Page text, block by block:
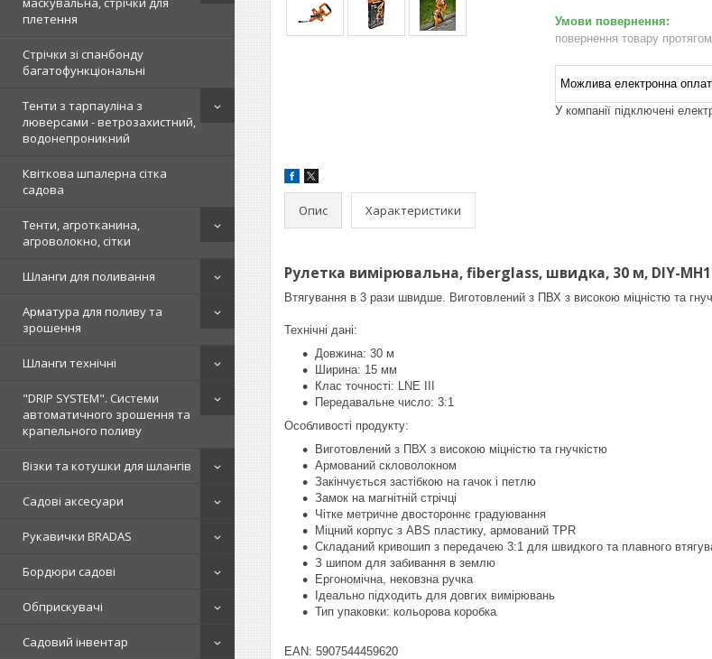
плетення
Стрічки зі спанбонду
багатофункціональні
Тенти з тарпауліна з
люверсами - ветрозахистний,
водонепроникний
Квіткова шпалерна сітка
садова
Тенти, агротканина,
агроволокно, сітки
Шланги для поливання
Арматура для поливу та
зрошення
Шланги технічні
"DRIP SYSTEM". Системи
автоматичного зрошення та
крапельного поливу
Візки та котушки для шлангів
Садові аксесуари
Рукавички BRADAS
Бордюри садові
Обприскувачі
Садовий інвентар
повернення товару
У компанії підключені
Опис Характеристики
Рулетка вимірювальна, fiberglass, швидка, 30 м, DIY-
Втягування в 3 рази швидше. Виготовлений з ПВХ з високою міцністю та
Технічні дані:
Довжина: 30 м
Ширина: 15 мм
Клас точності: LNE III
Передавальне число: 3:1
Особливості продукту:
Виготовлений з ПВХ з високою міцністю та гнучкістю
Армований скловолокном
Закінчується застібкою на гачок і петлю
Замок на магнітній стрічці
Чітке метричне двостороннє градуювання
Міцний корпус з ABS пластику, армований TPR
Складаний кривошип з передачею 3:1 для швидкого та плавного
З шипом для забивання в землю
Ергономічна, нековзна ручка
Ідеально підходить для довгих вимірювань
Тип упаковки: кольорова коробка
EAN: 5907544459620